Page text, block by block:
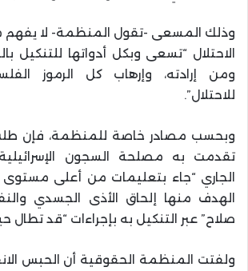
وذلك المسعى -تقول المنظمة- لا يفهم
الاحتلال “تسعى وبكل أدواتها للتنكيل
ومن إرادته، وإرهاب كل الرموز
للاحتلال”.
وبحسب مصادر خاصة للمنظمة، فإن
تقدمت به مصلحة السجون
الجاري “جاء بتعليمات من أعلى مستوى
الهدف منها إلحاق الأذى الجسدي
صلاح” عبر التنكيل به بإجراءات “قد تطال
ولفتت المنظمة الحقوقية أن الحبس